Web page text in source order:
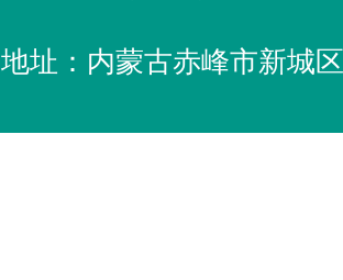
地址：内蒙古赤峰市新城